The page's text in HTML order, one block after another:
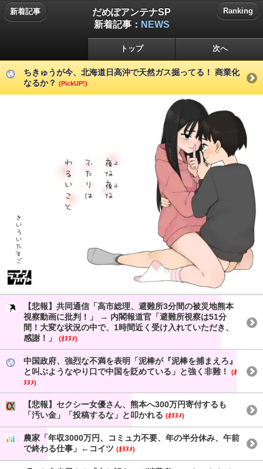
新着記事
だめぽアンテナSP
新着記事： NEWS
Ranking
トップ 次へ
ちきゅうが今、北海道日高沖で天然ガス掘ってる！ 商業化
なるか？ (PickUP!)
【悲報】共同通信「高市総理、避難所3分間の被災地熊本
視察動画に批判！」 → 内閣報道官「避難所視察は51分
間！大変な状況の中で、1時間近く受け入れていただき、
感謝！」
(ｵﾇﾇﾒ)
中国政府、強烈な不満を表明「泥棒が『泥棒を捕まえろ』
と叫ぶようなやり口で中国を貶めている」と強く非難！
(ｵ
ﾇﾇﾒ)
【悲報】セクシー女優さん、熊本へ300万円寄付するも
「汚い金」「投稿するな」と叩かれる (ｵﾇﾇﾒ)
農家「年収3000万円、コミュ力不要、年の半分休み、午前
で終わる仕事」←コイツ (ｵﾇﾇﾒ)